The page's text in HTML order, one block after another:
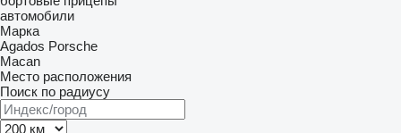
автомобили
Марка
Agados Porsche
Macan
Место расположения
Поиск по радиусу